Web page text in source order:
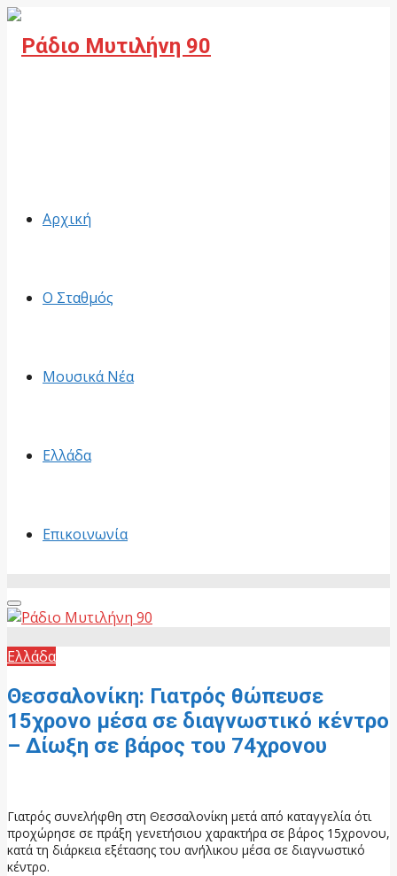
Αρχική
Ο Σταθμός
Μουσικά Νέα
Ελλάδα
Επικοινωνία
Primary
Menu
Ελλάδα
Θεσσαλονίκη: Γιατρός θώπευσε
15χρονο μέσα σε διαγνωστικό κέντρο
– Δίωξη σε βάρος του 74χρονου
Γιατρός συνελήφθη στη Θεσσαλονίκη μετά από καταγγελία ότι
προχώρησε σε πράξη γενετήσιου χαρακτήρα σε βάρος 15χρονου,
κατά τη διάρκεια εξέτασης του ανήλικου μέσα σε διαγνωστικό
κέντρο.